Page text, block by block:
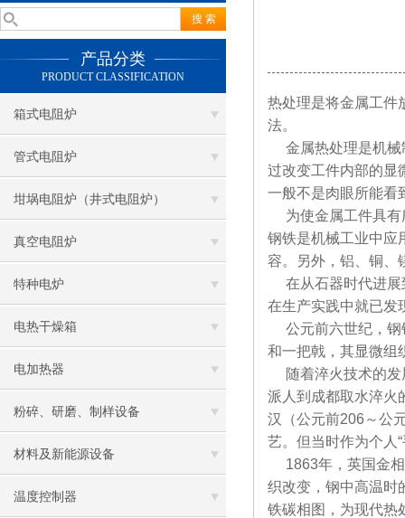
产品分类
PRODUCT CLASSIFICATION
箱式电阻炉
管式电阻炉
坩埚电阻炉（井式电阻炉）
真空电阻炉
特种电炉
电热干燥箱
电加热器
粉碎、研磨、制样设备
材料及新能源设备
温度控制器
热处理是将金属工件
法。
金属热处理是机械
过改变工件内部的显
一般不是肉眼所能看
为使金属工件具有
钢铁是机械工业中应
容。另外，铝、铜、
在从石器时代进展
在生产实践中就已发
公元前六世纪，钢
和一把戟，其显微组
随着淬火技术的发
派人到成都取水淬火
汉（公元前206～公
艺。但当时作为个人
1863年，英国金相
织改变，钢中高温时
铁碳相图，为现代热